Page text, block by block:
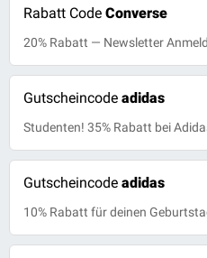
Rabatt Code Converse
20% Rabatt — Newsletter
Gutscheincode adidas
Studenten! 35% Rabatt bei
Gutscheincode adidas
10% Rabatt für deinen